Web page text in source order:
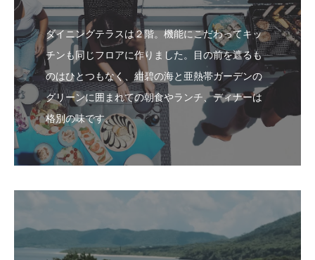
チンも同じフロアに作りました。目の前を遮るも
のはひとつもなく、紺碧の海と亜熱帯ガーデンの
グリーンに囲まれての朝食やランチ、ディナーは
格別の味です。
ルーフテラス